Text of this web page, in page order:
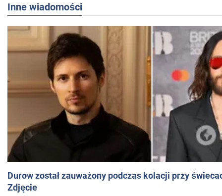
Inne wiadomości
Durow został zauważony podczas kolacji przy
Zdjęcie